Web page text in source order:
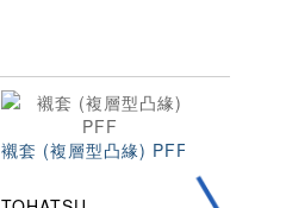
襯套 (複層型凸緣) PFF